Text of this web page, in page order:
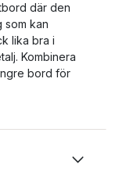
där den
som kan
lika bra i
Kombinera
bord för